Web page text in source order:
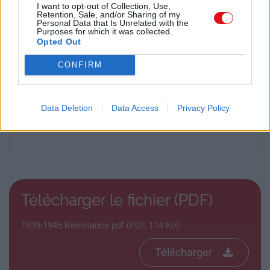
I want to opt-out of Collection, Use,
Retention, Sale, and/or Sharing of my
Personal Data that Is Unrelated with the
Purposes for which it was collected.
Opted Out
CONFIRM
Data Deletion Data Access Privacy Policy
1973
La ligne de démarcation ‐ Part 2
https://multiup.org/download/
1939-1945
1973
https://multiup.org/download/
1973
La ligne de démarcation ‐ Part 4
https://multiup.org/download/
Télécharger le fichier (PDF)
1939-1945 Résistance.pdf (PDF, 174 Ko)
Télécharger